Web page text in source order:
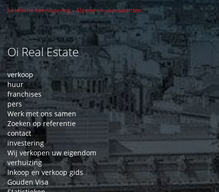
Juridische kennisgeving-Algemene voorwaarden
Oi Real Estate
verkoop
huur
franchises
pers
Werk met ons samen
Zoeken op referentie
contact
investering
Wij verkopen uw eigendom
verhuizing
Inkoop en verkoop gids
Gouden Visa